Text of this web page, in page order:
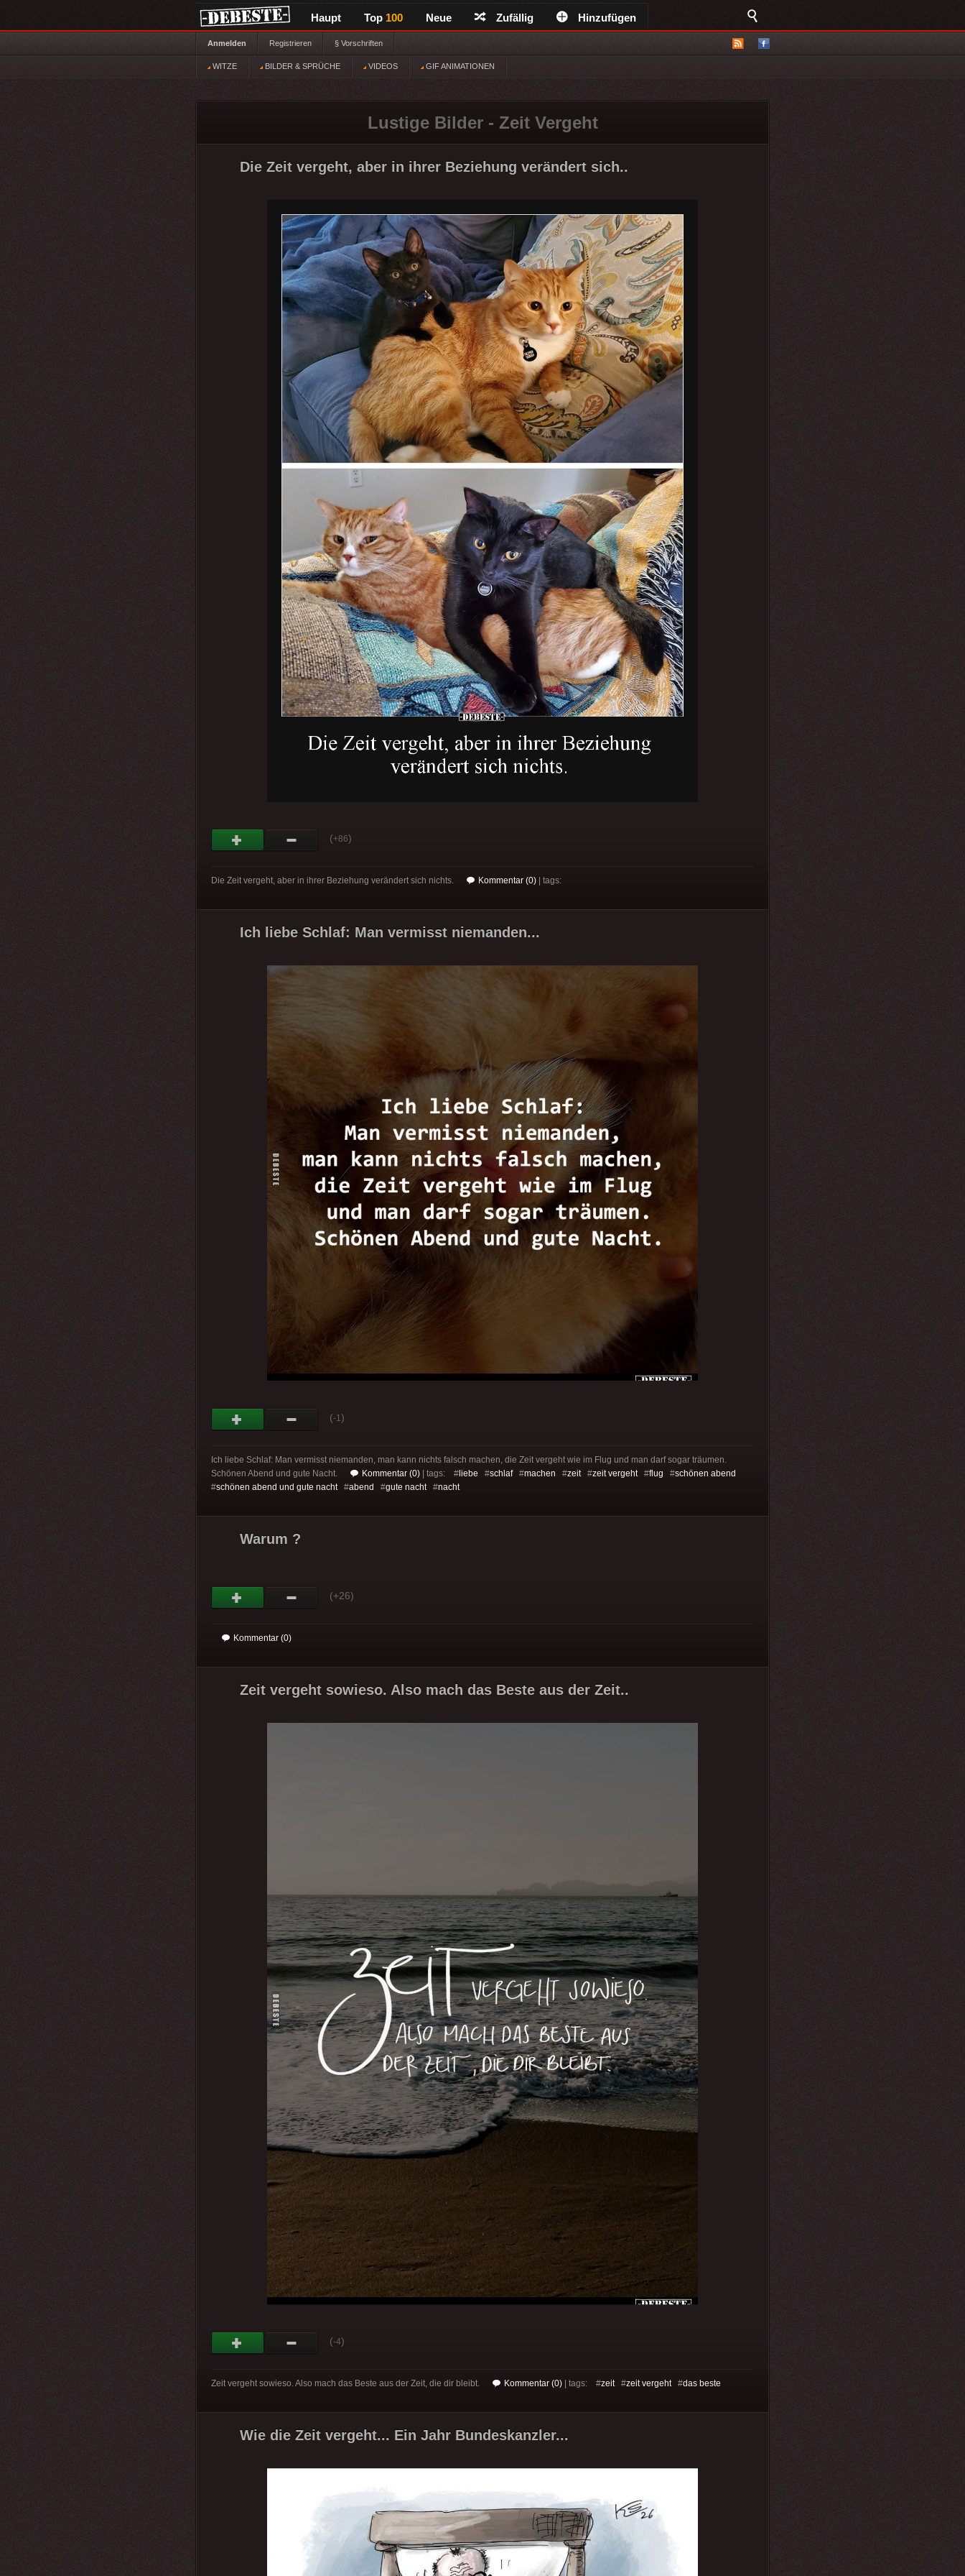
Haupt Top 100 Neue Zufällig Hinzufügen
Anmelden Registrieren § Vorschriften
WITZE BILDER & SPRÜCHE VIDEOS GIF ANIMATIONEN
Lustige Bilder - Zeit Vergeht
Die Zeit vergeht, aber in ihrer Beziehung verändert sich..
(+86)
Die Zeit vergeht, aber in ihrer Beziehung verändert sich nichts. Kommentar (0) | tags:
Ich liebe Schlaf: Man vermisst niemanden...
(-1 )
Ich liebe Schlaf: Man vermisst niemanden, man kann nichts falsch machen, die Zeit vergeht wie im Flug und man darf sogar träumen.
Schönen Abend und gute Nacht.
Kommentar (0) | tags: #liebe #schlaf#machen #zeit#zeit vergeht#flug #schönen abend
#schönen abend und gute nacht#abend #gute nacht#nacht
Warum ?
(+26)
Kommentar (0)
Zeit vergeht sowieso. Also mach das Beste aus der Zeit..
(-4)
Zeit vergeht sowieso. Also mach das Beste aus der Zeit, die dir bleibt. Kommentar (0) | tags: #zeit#zeit vergeht#das beste
Wie die Zeit vergeht... Ein Jahr Bundeskanzler...